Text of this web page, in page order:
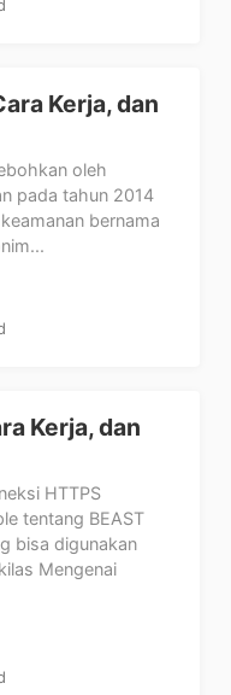
Kerja, dan
oleh
pada tahun 2014
bernama
Kerja, dan
HTTPS
tentang BEAST
bisa digunakan
Mengenai